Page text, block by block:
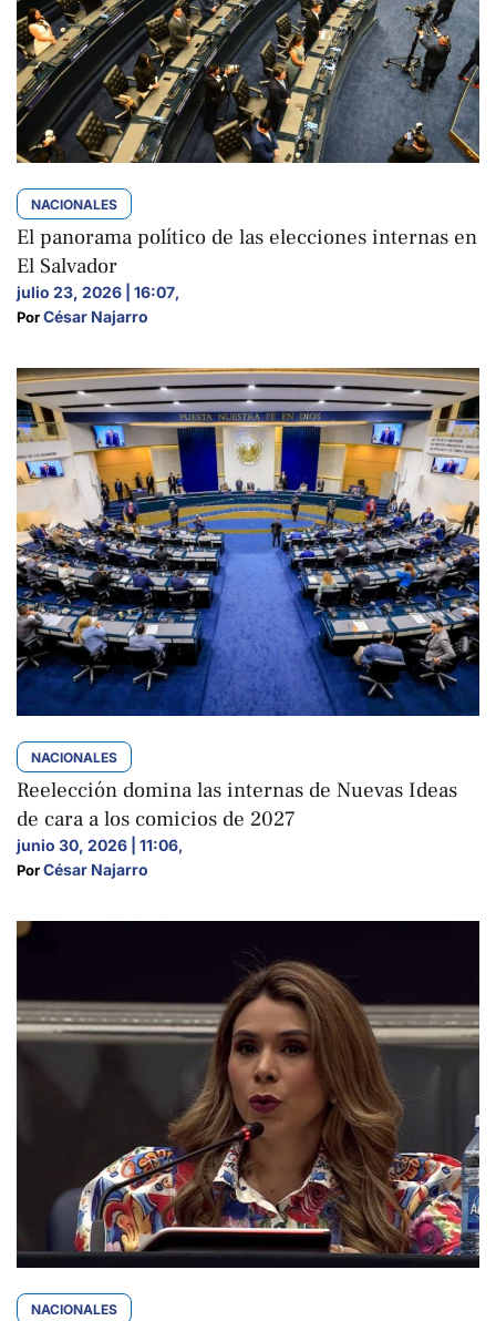
NACIONALES
El panorama político de las elecciones internas en
El Salvador
julio 23, 2026 | 16:07,
Por César Najarro
NACIONALES
Reelección domina las internas de Nuevas Ideas
de cara a los comicios de 2027
junio 30, 2026 | 11:06,
Por César Najarro
NACIONALES